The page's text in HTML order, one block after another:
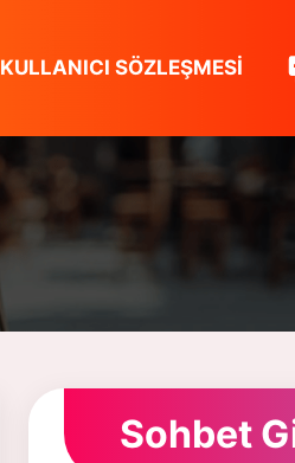
KULLANICI SÖZLEŞMESI
Sohbet